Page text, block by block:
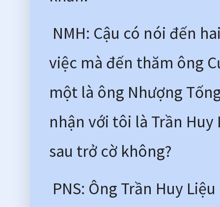
NMH: Cậu có nói đến
việc mà đến thăm ông
một là ông Nhượng
nhận với tôi là Trần
sau trở cờ không?
PNS: Ông Trần Huy